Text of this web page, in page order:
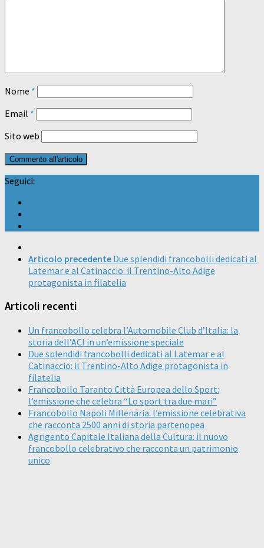
Nome *
Email *
Sito web
Seguici:
Articolo precedente Due splendidi francobolli dedicati al
Latemar e al Catinaccio: il Trentino-Alto Adige
protagonista in filatelia
Articoli recenti
Un francobollo celebra l’Automobile Club d’Italia: la
storia dell’ACI in un’emissione speciale
Due splendidi francobolli dedicati al Latemar e al
Catinaccio: il Trentino-Alto Adige protagonista in
filatelia
Francobollo Taranto Città Europea dello Sport:
l’emissione che celebra “Lo sport tra due mari”
Francobollo Napoli Millenaria: l’emissione celebrativa
che racconta 2500 anni di storia partenopea
Agrigento Capitale Italiana della Cultura: il nuovo
francobollo celebrativo che racconta un patrimonio
unico